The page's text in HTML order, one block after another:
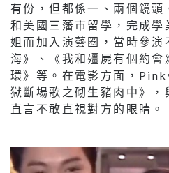
有份，但都係一、兩個鏡
和美國三藩市留學，完成
姐而加入演藝圈，當時參演
海》、《我和殭屍有個約會
環》等。在電影方面，
獄斷場歌之砌生豬肉中》，
直言不敢直視對方的眼睛。